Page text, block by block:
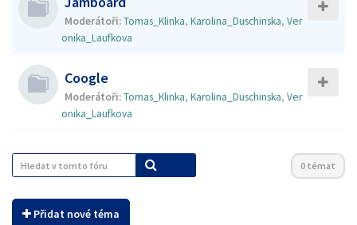
Moderátoři:Tomas_Klinka, Karolina_Duschinska, Ver
onika_Laufkova
Coogle
Moderátoři:Tomas_Klinka, Karolina_Duschinska, Ver
onika_Laufkova
0 témat
Přidat nové téma